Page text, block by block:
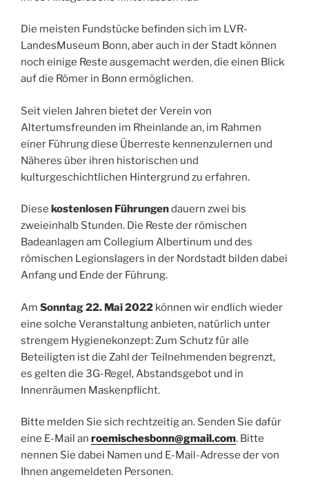
Die meisten Fundstücke befinden sich im LVR-
LandesMuseum Bonn, aber auch in der Stadt können
noch einige Reste ausgemacht werden, die einen Blick
auf die Römer in Bonn ermöglichen.
Seit vielen Jahren bietet der Verein von
Altertumsfreunden im Rheinlande an, im Rahmen
einer Führung diese Überreste kennenzulernen und
Näheres über ihren historischen und
kulturgeschichtlichen Hintergrund zu erfahren.
Diese kostenlosen Führungendauern zwei bis
zweieinhalb Stunden. Die Reste der römischen
Badeanlagen am Collegium Albertinum und des
römischen Legionslagers in der Nordstadt bilden dabei
Anfang und Ende der Führung.
Am Sonntag 22. Mai 2022 können wir endlich wieder
eine solche Veranstaltung anbieten, natürlich unter
strengem Hygienekonzept: Zum Schutz für alle
Beteiligten ist die Zahl der Teilnehmenden begrenzt,
es gelten die 3G-Regel, Abstandsgebot und in
Innenräumen Maskenpflicht.
Bitte melden Sie sich rechtzeitig an. Senden Sie dafür
eine E-Mail an roemischesbonn@gmail.com. Bitte
nennen Sie dabei Namen und E-Mail-Adresse der von
Ihnen angemeldeten Personen.